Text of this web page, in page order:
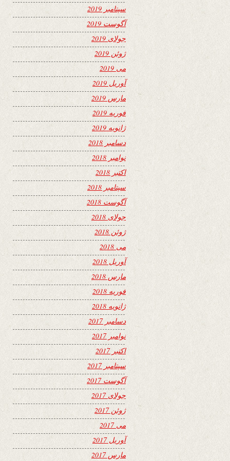
سپتامبر 2019
آگوست 2019
جولای 2019
ژوئن 2019
می 2019
آوریل 2019
مارس 2019
فوریه 2019
ژانویه 2019
دسامبر 2018
نوامبر 2018
اکتبر 2018
سپتامبر 2018
آگوست 2018
جولای 2018
ژوئن 2018
می 2018
آوریل 2018
مارس 2018
فوریه 2018
ژانویه 2018
دسامبر 2017
نوامبر 2017
اکتبر 2017
سپتامبر 2017
آگوست 2017
جولای 2017
ژوئن 2017
می 2017
آوریل 2017
مارس 2017